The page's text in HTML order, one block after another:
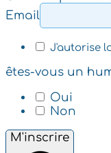
Email
J'autorise
êtes-vous un
Oui
Non
M'inscrire